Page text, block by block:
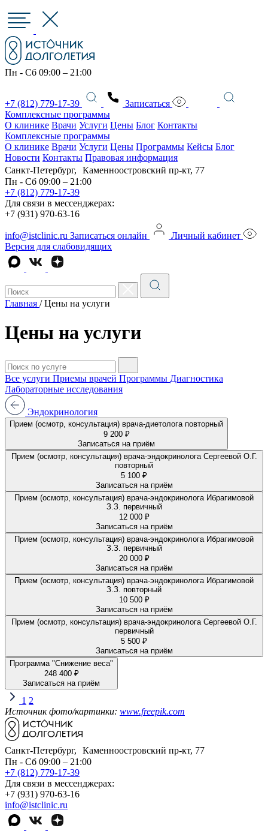
Пн - Сб 09:00 – 21:00
+7 (812) 779-17-39
Записаться
Комплексные программы
О клинике Врачи Услуги Цены Блог Контакты
Комплексные программы
О клинике Врачи Услуги Цены Программы Кейсы Блог
Новости Контакты Правовая информация
Санкт-Петербург, Каменноостровский пр-кт, 77
Пн - Сб 09:00 – 21:00
+7 (812) 779-17-39
Для связи в мессенджерах:
+7 (931) 970-63-16
info@istclinic.ru Записаться онлайн
Личный кабинет
Версия для слабовидящих
Главная / Цены на услуги
Цены на услуги
Все услуги Приемы врачей Программы Диагностика
Лабораторные исследования
Эндокринология
Прием (осмотр, консультация) врача-диетолога повторный
9 200 ₽
Записаться на приём
Прием (осмотр, консультация) врача-эндокринолога Сергеевой О.Г.
повторный
5 100 ₽
Записаться на приём
Прием (осмотр, консультация) врача-эндокринолога Ибрагимовой
З.З. первичный
12 000 ₽
Записаться на приём
Прием (осмотр, консультация) врача-эндокринолога Ибрагимовой
З.З. первичный
20 000 ₽
Записаться на приём
Прием (осмотр, консультация) врача-эндокринолога Ибрагимовой
З.З. повторный
10 500 ₽
Записаться на приём
Прием (осмотр, консультация) врача-эндокринолога Сергеевой О.Г.
первичный
5 500 ₽
Записаться на приём
Программа "Снижение веса"
248 400 ₽
Записаться на приём
1 2
Источник фото/картинки: www.freepik.com
Санкт-Петербург, Каменноостровский пр-кт, 77
Пн - Сб 09:00 – 21:00
+7 (812) 779-17-39
Для связи в мессенджерах:
+7 (931) 970-63-16
info@istclinic.ru